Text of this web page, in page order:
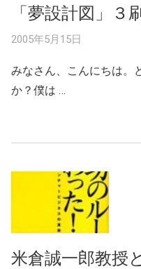
「夢設計図」３
2005年5月15日
みなさん、こんにちは。
か？僕は …
米倉誠一郎教授